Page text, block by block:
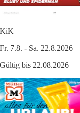
KiK
Fr. 7.8. - Sa. 22.8.2026
Gültig bis 22.08.2026